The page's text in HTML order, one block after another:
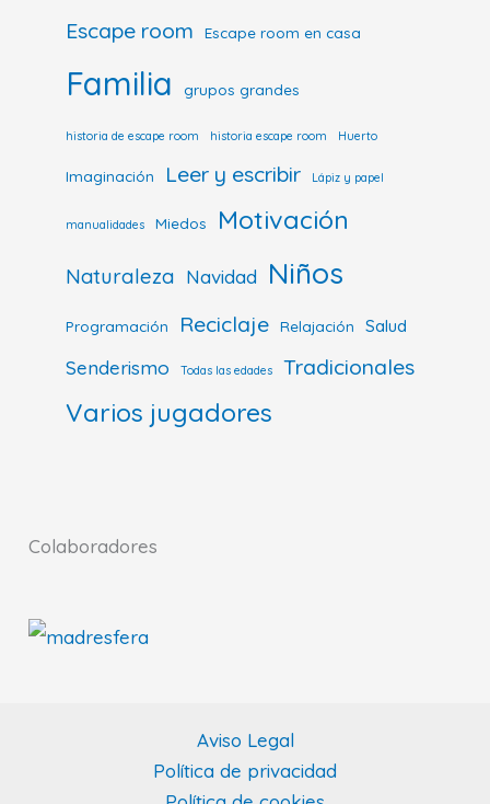
Escape room Escape room en casa
Familia grupos grandes
historia de escape room historia escape room Huerto
Imaginación Leer y escribir Lápiz y papel
manualidades Miedos Motivación
Naturaleza Navidad Niños
Programación Reciclaje Relajación Salud
Senderismo Todas las edades Tradicionales
Varios jugadores
Colaboradores
Aviso Legal
Política de privacidad